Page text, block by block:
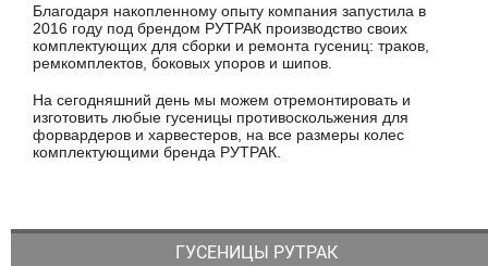
Благодаря накопленному опыту компания запустила в
2016 году под брендом РУТРАК производство своих
комплектующих для сборки и ремонта гусениц: траков,
ремкомплектов, боковых упоров и шипов.
На сегодняшний день мы можем отремонтировать и
изготовить любые гусеницы противоскольжения для
форвардеров и харвестеров, на все размеры колес
комплектующими бренда РУТРАК.
ГУСЕНИЦЫ РУТРАК